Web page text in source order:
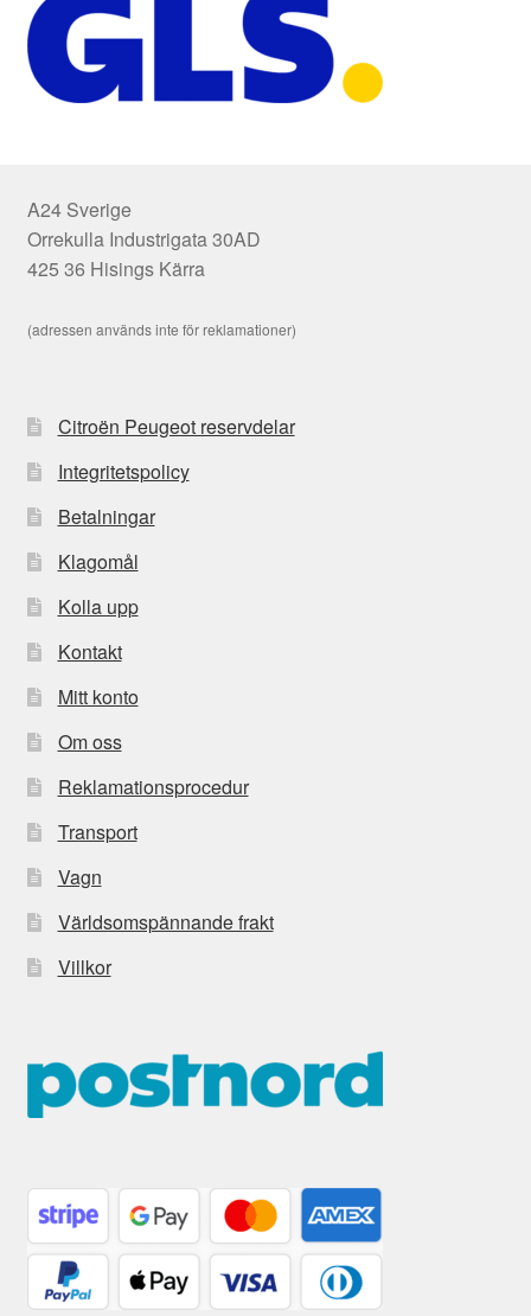
A24 Sverige
Orrekulla Industrigata 30AD
425 36 Hisings Kärra
(adressen används inte för reklamationer)
Citroën Peugeot reservdelar
Integritetspolicy
Betalningar
Klagomål
Kolla upp
Kontakt
Mitt konto
Om oss
Reklamationsprocedur
Transport
Vagn
Världsomspännande frakt
Villkor